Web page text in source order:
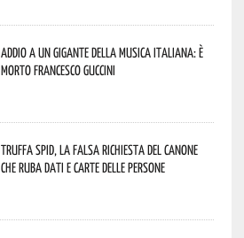
Addio a un gigante della musica italiana: è
morto Francesco Guccini
Truffa Spid, la falsa richiesta del canone
che ruba dati e carte delle persone